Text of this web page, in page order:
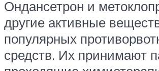
Ондансетрон и
другие активные
популярных
средств. Их принимают